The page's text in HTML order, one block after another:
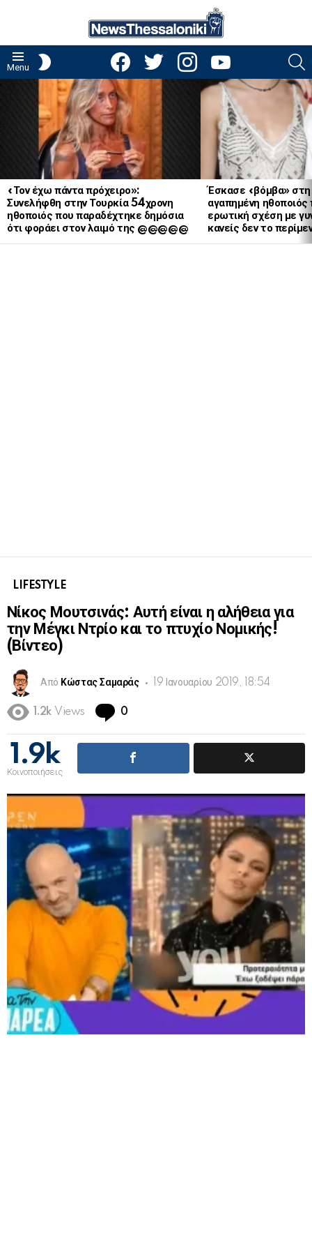
Menu
facebooktwitter instagramyoutube
«Τον έχω πάντα πρόχειρο»:
Συνελήφθη στην Τουρκία 54χρονη
ηθοποιός που παραδέχτηκε δημόσια
ότι φοράει στον λαιμό της @@@@@
Έσκασε «βόμβα»
αγαπημένη
ερωτική σχέση με
κανείς δεν το
LIFESTYLE
Νίκος Μουτσινάς: Αυτή είναι η αλήθεια για
την Μέγκι Ντρίο και το πτυχίο Νομικής!
(Βίντεο)
Από Κώστας Σαμαράς 19 Ιανουαρίου 2019, 18:54
1.2k Views 0
1.9k
Κοινοποιήσεις